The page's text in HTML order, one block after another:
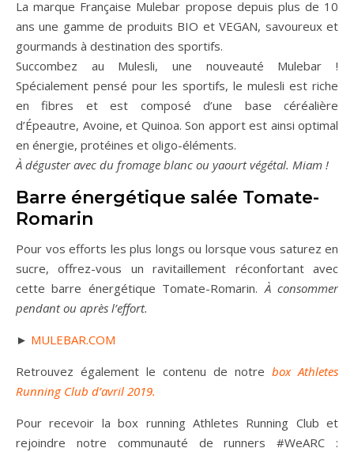
La marque Française Mulebar propose depuis plus de 10
ans une gamme de produits BIO et VEGAN, savoureux et
gourmands à destination des sportifs.
Succombez au Mulesli, une nouveauté Mulebar !
Spécialement pensé pour les sportifs, le mulesli est riche
en fibres et est composé d’une base céréalière
d’Épeautre, Avoine, et Quinoa. Son apport est ainsi optimal
en énergie, protéines et oligo-éléments.
À déguster avec du fromage blanc ou yaourt végétal. Miam !
Barre énergétique salée Tomate-
Romarin
Pour vos efforts les plus longs ou lorsque vous saturez en
sucre, offrez-vous un ravitaillement réconfortant avec
cette barre énergétique Tomate-Romarin.À consommer
pendant ou après l’effort.
► MULEBAR.COM
Retrouvez également le contenu de notre box Athletes
Running Club d’avril 2019.
Pour recevoir la box running Athletes Running Club et
rejoindre notre communauté de runners #WeARC :